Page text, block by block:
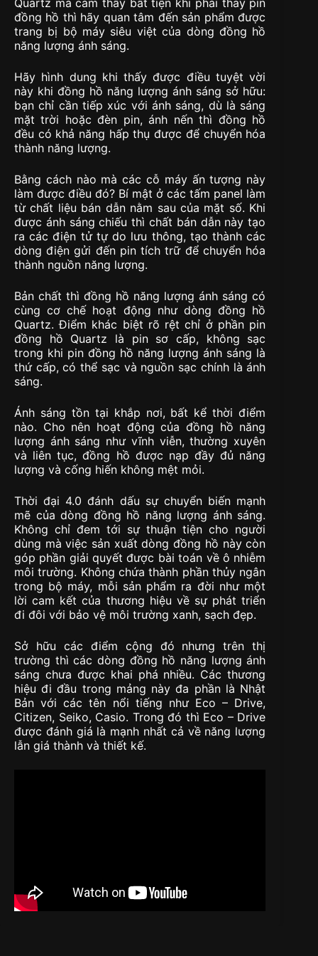
Quartz mà cảm thấy bất tiện khi phải thay pin
đồng hồ thì hãy quan tâm đến sản phẩm được
trang bị bộ máy siêu việt của dòng đồng hồ
năng lượng ánh sáng.
Hãy hình dung khi thấy được điều tuyệt vời
này khi đồng hồ năng lượng ánh sáng sở hữu:
bạn chỉ cần tiếp xúc với ánh sáng, dù là sáng
mặt trời hoặc đèn pin, ánh nến thì đồng hồ
đều có khả năng hấp thụ được để chuyển hóa
thành năng lượng.
Bằng cách nào mà các cỗ máy ấn tượng này
làm được điều đó? Bí mật ở các tấm panel làm
từ chất liệu bán dẫn nằm sau của mặt số. Khi
được ánh sáng chiếu thì chất bán dẫn này tạo
ra các điện tử tự do lưu thông, tạo thành các
dòng điện gửi đến pin tích trữ để chuyển hóa
thành nguồn năng lượng.
Bản chất thì đồng hồ năng lượng ánh sáng có
cùng cơ chế hoạt động như dòng đồng hồ
Quartz. Điểm khác biệt rõ rệt chỉ ở phần pin
đồng hồ Quartz là pin sơ cấp, không sạc
trong khi pin đồng hồ năng lượng ánh sáng là
thứ cấp, có thể sạc và nguồn sạc chính là ánh
sáng.
Ánh sáng tồn tại khắp nơi, bất kể thời điểm
nào. Cho nên hoạt động của đồng hồ năng
lượng ánh sáng như vĩnh viễn, thường xuyên
và liên tục, đồng hồ được nạp đầy đủ năng
lượng và cống hiến không mệt mỏi.
Thời đại 4.0 đánh dấu sự chuyển biến mạnh
mẽ của dòng đồng hồ năng lượng ánh sáng.
Không chỉ đem tới sự thuận tiện cho người
dùng mà việc sản xuất dòng đồng hồ này còn
góp phần giải quyết được bài toán về ô nhiễm
môi trường. Không chứa thành phần thủy ngân
trong bộ máy, mỗi sản phẩm ra đời như một
lời cam kết của thương hiệu về sự phát triển
đi đôi với bảo vệ môi trường xanh, sạch đẹp.
Sở hữu các điểm cộng đó nhưng trên thị
trường thì các dòng đồng hồ năng lượng ánh
sáng chưa được khai phá nhiều. Các thương
hiệu đi đầu trong mảng này đa phần là Nhật
Bản với các tên nổi tiếng như Eco – Drive,
Citizen, Seiko, Casio. Trong đó thì Eco – Drive
được đánh giá là mạnh nhất cả về năng lượng
lẫn giá thành và thiết kế.